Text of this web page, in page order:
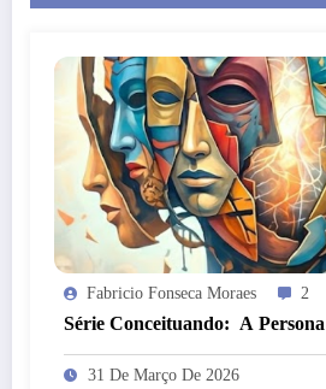
Fabricio Fonseca Moraes 2
Série Conceituando: A Persona
31 De Março De 2026